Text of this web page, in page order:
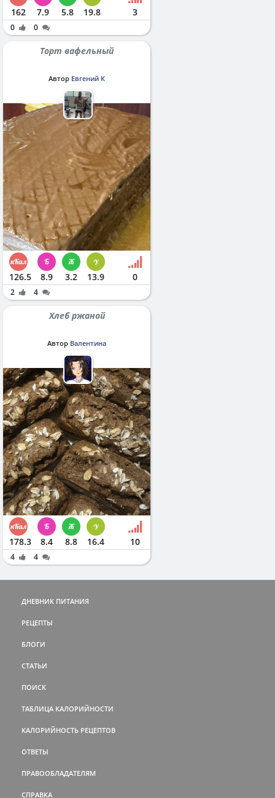
162 7.9 5.8 19.8 3
0 0
Торт вафельный
Автор Евгений К
126.5 8.9 3.2 13.9 0
2 4
Хлеб ржаной
Автор Валентина
178.3 8.4 8.8 16.4 10
4 4
ДНЕВНИК ПИТАНИЯ
РЕЦЕПТЫ
БЛОГИ
СТАТЬИ
ПОИСК
ТАБЛИЦА КАЛОРИЙНОСТИ
КАЛОРИЙНОСТЬ РЕЦЕПТОВ
ОТВЕТЫ
ПРАВООБЛАДАТЕЛЯМ
СПРАВКА